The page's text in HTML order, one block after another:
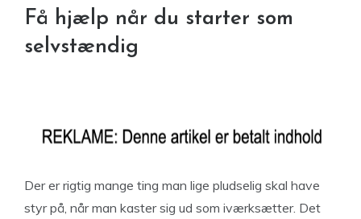
Få hjælp når du starter som
selvstændig
Der er rigtig mange ting man lige pludselig skal have
styr på, når man kaster sig ud som iværksætter. Det